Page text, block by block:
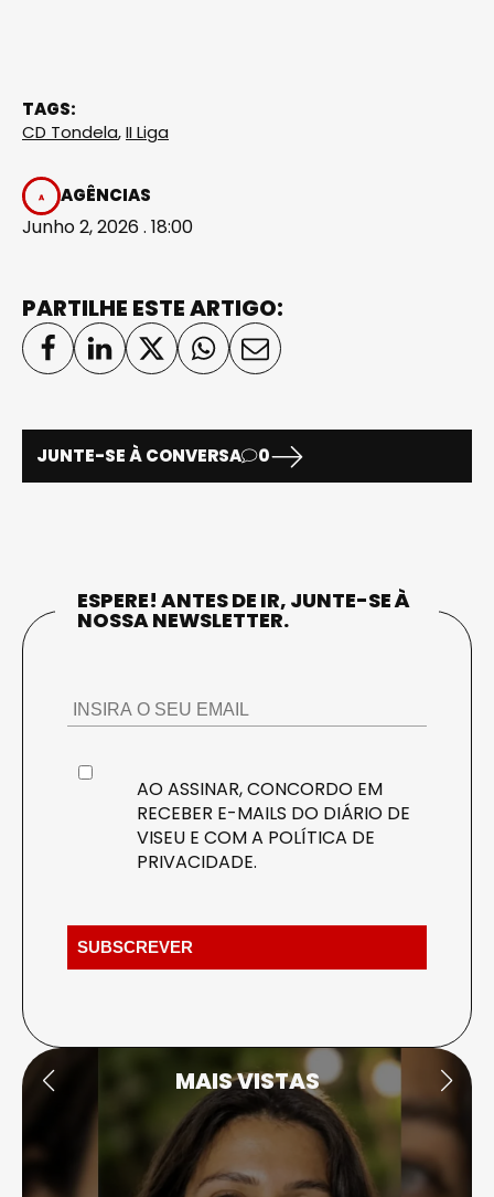
TAGS:
CD Tondela,II Liga
AGÊNCIAS
Junho 2, 2026 . 18:00
PARTILHE ESTE ARTIGO:
JUNTE-SE À CONVERSA 0
ESPERE! ANTES DE IR, JUNTE-SE À
NOSSA NEWSLETTER.
AO ASSINAR, CONCORDO EM
RECEBER E-MAILS DO DIÁRIO DE
VISEU E COM A POLÍTICA DE
PRIVACIDADE.
MAIS VISTAS